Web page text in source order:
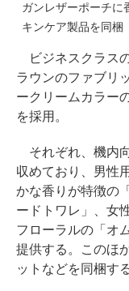
ガンレザーポーチに
キンケア製品を同梱
ビジネスクラス
ラウンのファブリ
ークリームカラー
を採用。
それぞれ、機内
収めており、男性
かな香りが特徴の
ードトワレ」、女
フローラルの「オ
提供する。このほ
ットなどを同梱する